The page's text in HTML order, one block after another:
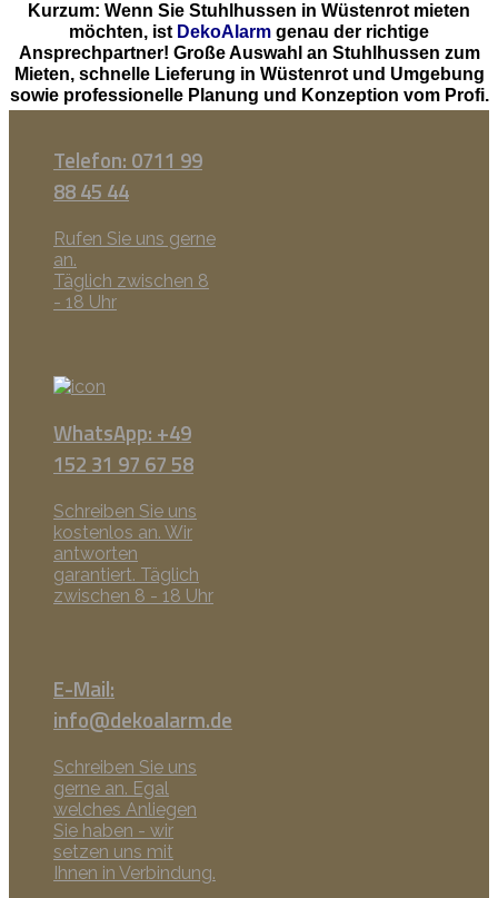
Kurzum: Wenn Sie Stuhlhussen in Wüstenrot mieten
möchten, ist DekoAlarm genau der richtige
Ansprechpartner! Große Auswahl an Stuhlhussen zum
Mieten, schnelle Lieferung in Wüstenrot und Umgebung
sowie professionelle Planung und Konzeption vom Profi.
Telefon: 0711 99
88 45 44
Rufen Sie uns gerne
an.
Täglich zwischen 8
- 18 Uhr
WhatsApp: +49
152 31 97 67 58
Schreiben Sie uns
kostenlos an. Wir
antworten
garantiert. Täglich
zwischen 8 - 18 Uhr
E-Mail:
info@dekoalarm.de
Schreiben Sie uns
gerne an. Egal
welches Anliegen
Sie haben - wir
setzen uns mit
Ihnen in Verbindung.